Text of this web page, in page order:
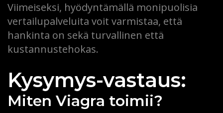
Viimeiseksi, hyödyntämällä monipuolisia
vertailupalveluita voit varmistaa, että
hankinta on sekä turvallinen että
kustannustehokas.
Kysymys-vastaus:
Miten Viagra toimii?